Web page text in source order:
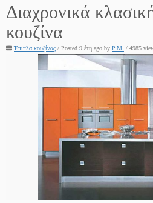
Διαχρονικά
κουζίνα
Έπιπλα κουζίνας / Posted 9 έτη ago by P.M. / 4985